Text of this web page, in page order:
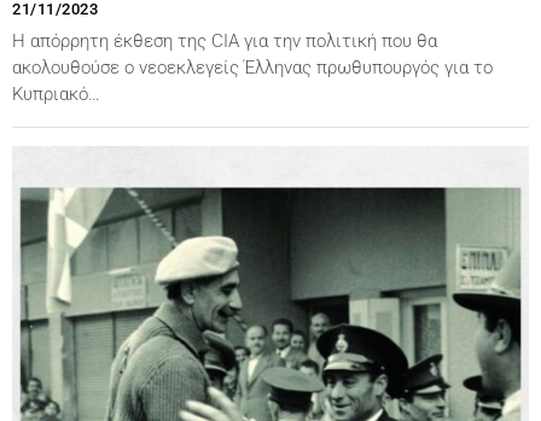
21/11/2023
Η απόρρητη έκθεση της CIA για την πολιτική που θα
ακολουθούσε ο νεοεκλεγείς Έλληνας πρωθυπουργός για το
Κυπριακό…